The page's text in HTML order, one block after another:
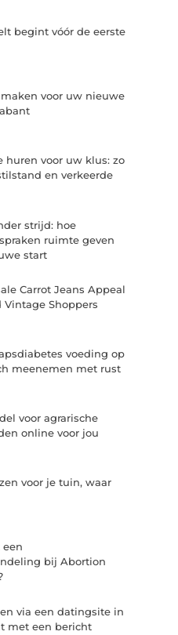
begint vóór de eerste
voor uw nieuwe
huren voor uw klus: zo
en verkeerde
strijd: hoe
ruimte geven
start
Carrot Jeans Appeal
Vintage Shoppers
voeding op
meenemen met rust
voor agrarische
online voor jou
voor je tuin, waar
een
bij Abortion
via een datingsite in
met een bericht